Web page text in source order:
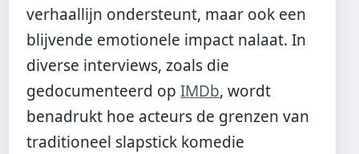
verhaallijn ondersteunt, maar ook een
blijvende emotionele impact nalaat. In
diverse interviews, zoals die
gedocumenteerd op IMDb, wordt
benadrukt hoe acteurs de grenzen van
traditioneel slapstick komedie